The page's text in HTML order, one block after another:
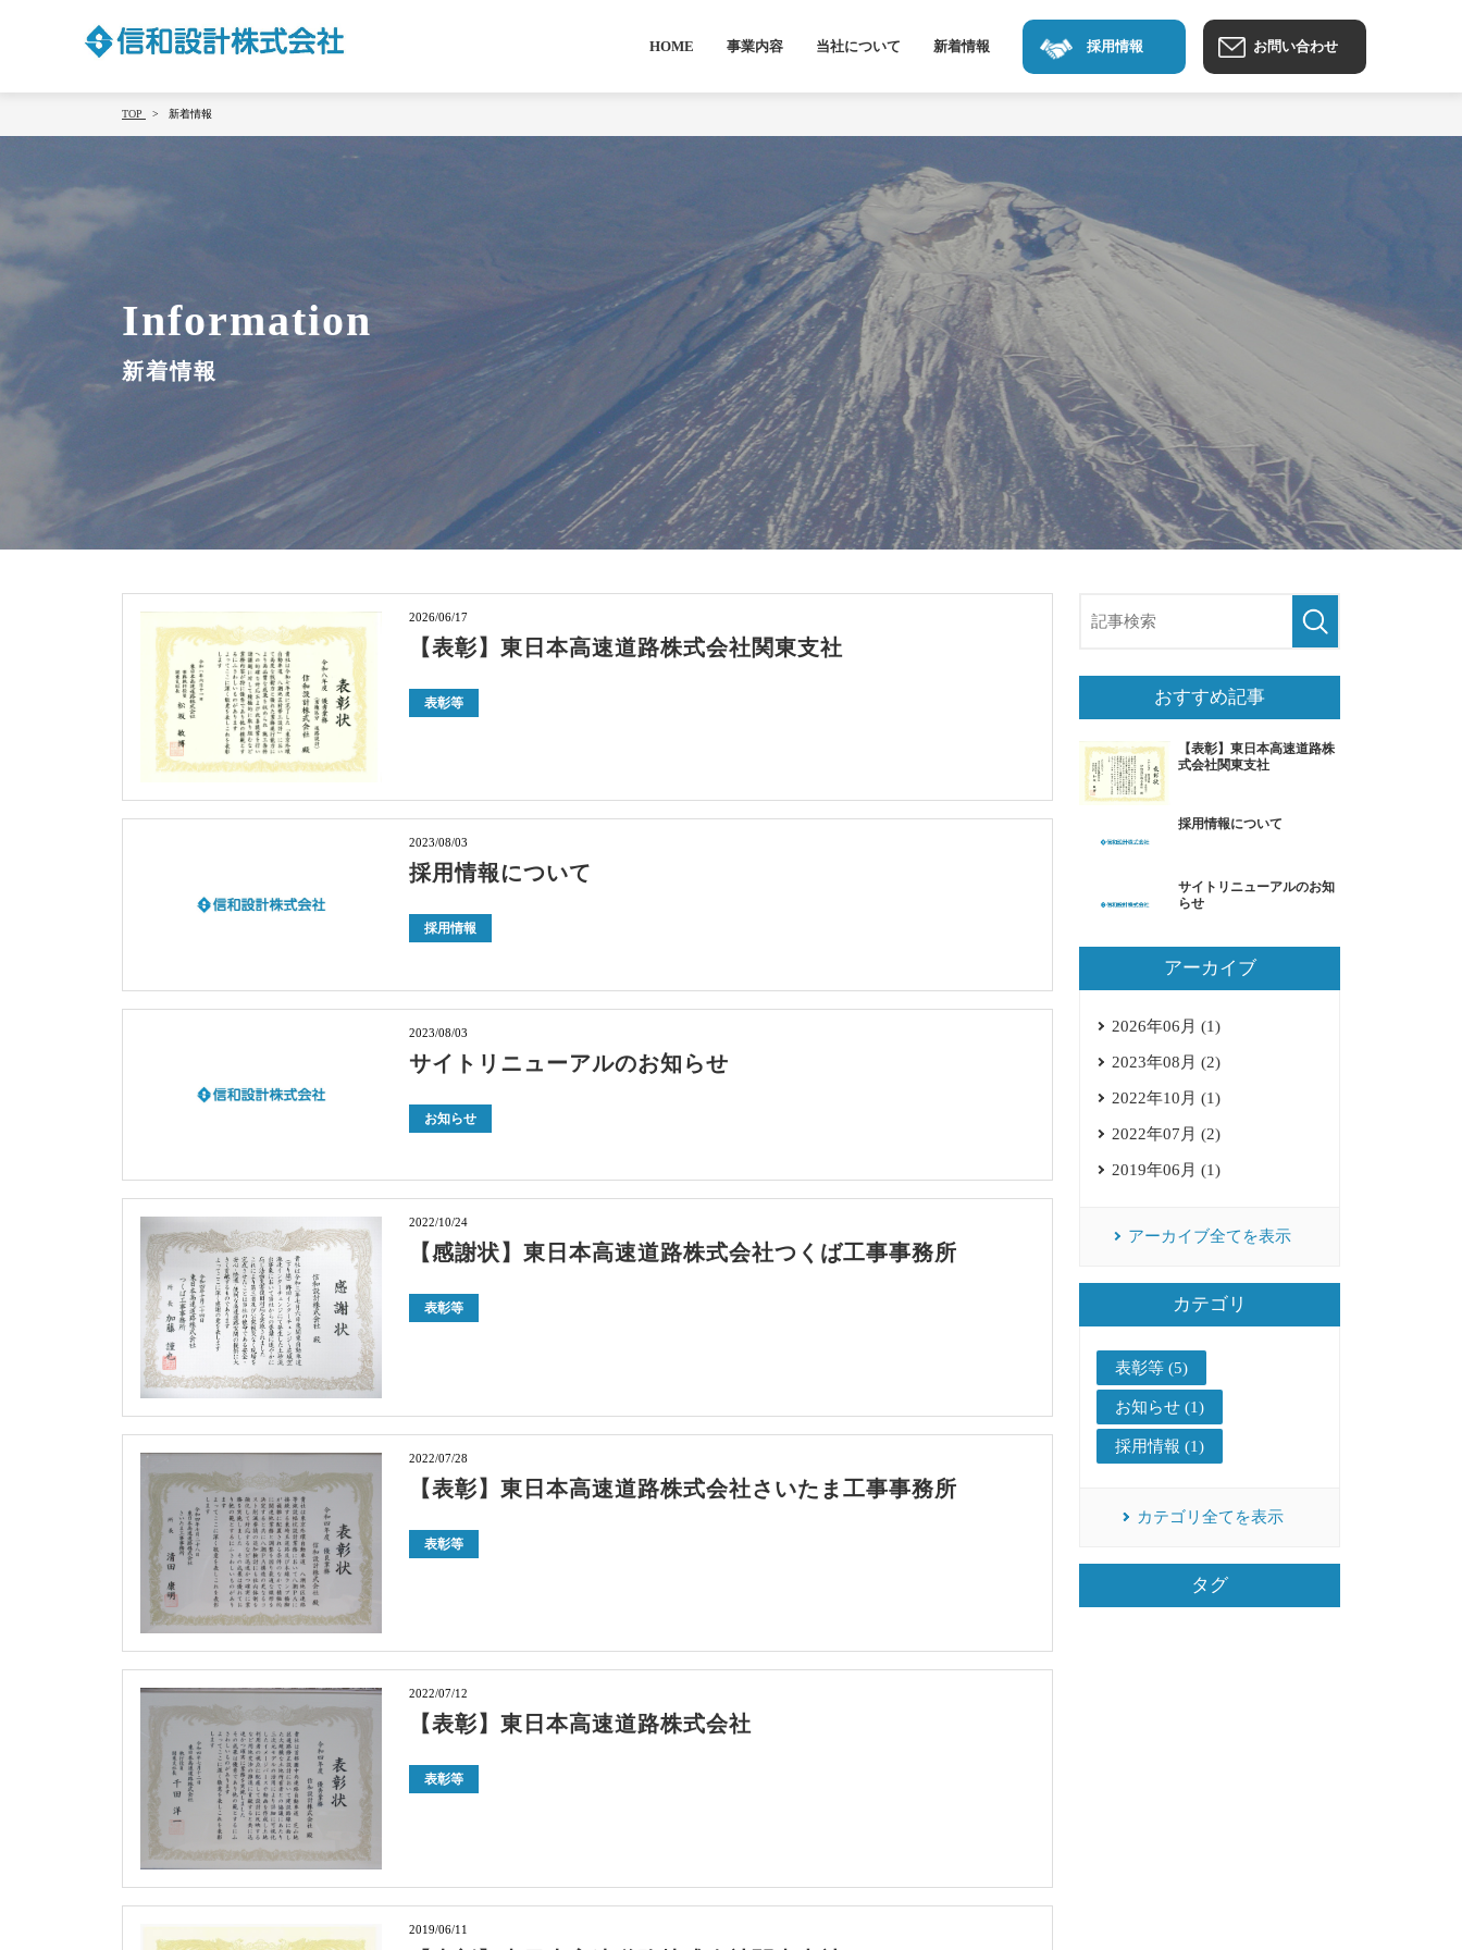
HOME 事業内容 当社について 新着情報 採用情報 お問い合わせ
TOP 新着情報
Information
新着情報
2026/06/17
【表彰】東日本高速道路株式会社関東支社
表彰等
2023/08/03
採用情報について
採用情報
2023/08/03
サイトリニューアルのお知らせ
お知らせ
2022/10/24
【感謝状】東日本高速道路株式会社つくば工事事務所
表彰等
2022/07/28
【表彰】東日本高速道路株式会社さいたま工事事務所
表彰等
2022/07/12
【表彰】東日本高速道路株式会社
表彰等
2019/06/11
おすすめ記事
【表彰】東日本高速道路株
式会社関東支社
採用情報について
サイトリニューアルのお知
らせ
アーカイブ
2026年06月 (1)
2023年08月 (2)
2022年10月 (1)
2022年07月 (2)
2019年06月 (1)
アーカイブ全てを表示
カテゴリ
表彰等 (5)
お知らせ (1)
採用情報 (1)
カテゴリ全てを表示
タグ